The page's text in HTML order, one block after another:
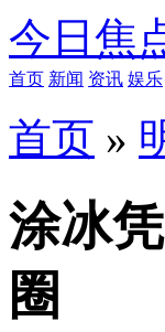
今日焦
首页 新闻 资讯 娱乐
首页 »
涂冰
圈